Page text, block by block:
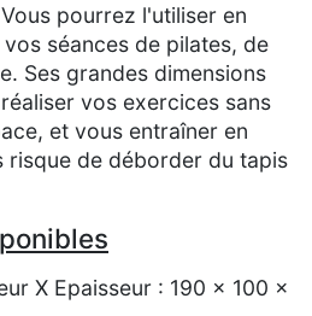
pourrez l'utiliser en
séances de pilates, de
Ses grandes dimensions
vos exercices sans
et vous entraîner en
risque de déborder du tapis
X Epaisseur : 190 x 100 x